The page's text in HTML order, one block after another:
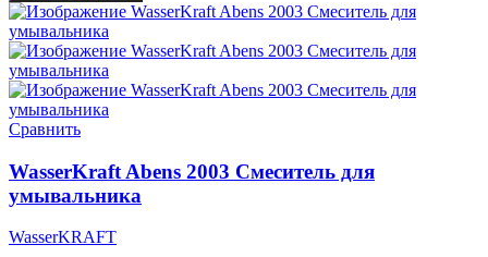
Сравнить
WasserKraft Abens 2003 Смеситель для
умывальника
WasserKRAFT